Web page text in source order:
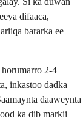
difaaca,
bararka ee
horumarro 2-4
inkastoo dadka
daaweynta
ka dib markii